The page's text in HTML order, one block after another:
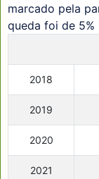
marcado pela
queda foi de 5%
2018
2019
2020
2021